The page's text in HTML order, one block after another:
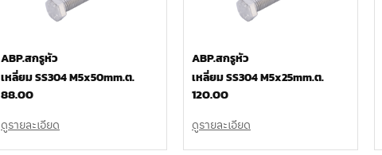
ABP.สกรูหัว
เหลี่ยม SS304 M5x50mm.ต.
88.00
ดูรายละเอียด
ABP.สกรูหัว
เหลี่ยม SS304 M5x25mm.ต.
120.00
ดูรายละเอียด